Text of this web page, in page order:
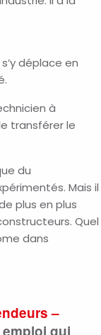
déplace en
à
transférer le
du
Mais il
plus en plus
Quel
dans
–